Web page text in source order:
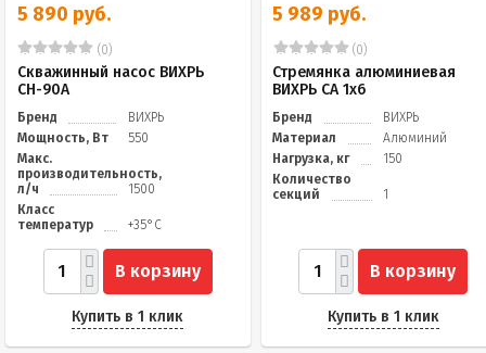
5 890 руб.
(0)
Скважинный насос ВИХРЬ
СН-90А
Бренд
ВИХРЬ
Мощность, Вт
550
Макс.
производительность,
л/ч
1500
Класс
температур
+35°С
В корзину
Купить в 1 клик
5 989 руб.
(0)
Стремянка алюминиевая
ВИХРЬ СА 1х6
Бренд
ВИХРЬ
Материал
Алюминий
Нагрузка, кг
150
Количество
секций
1
В корзину
Купить в 1 клик